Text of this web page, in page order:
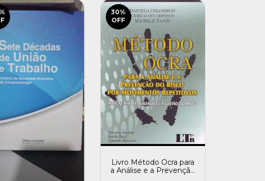
%
30%
OFF
Livro Método Ocra para
a Análise e a Prevenção